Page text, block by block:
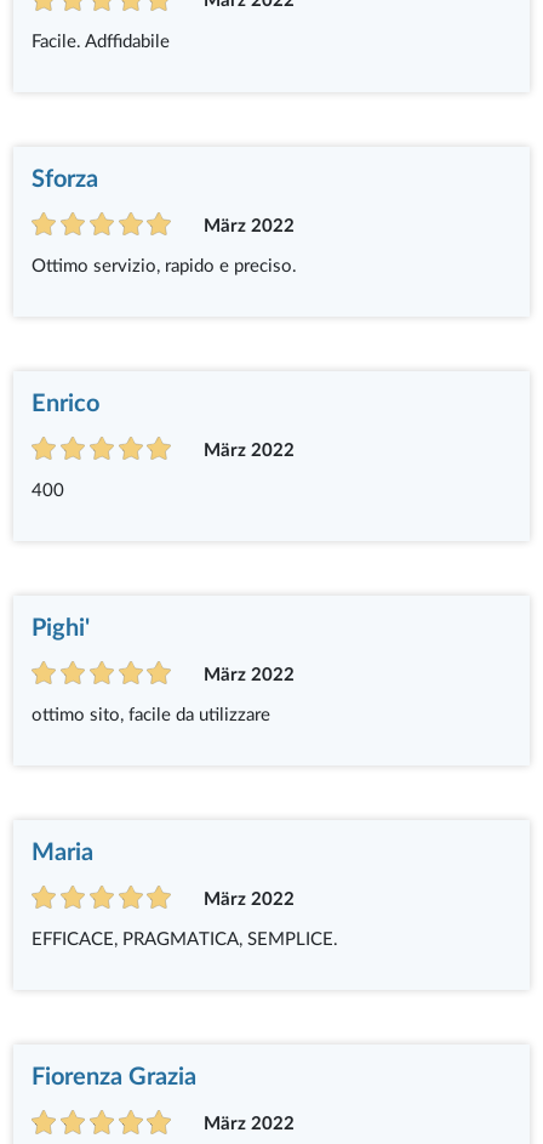
Facile. Adffidabile
Sforza
März 2022
Ottimo servizio, rapido e preciso.
Enrico
März 2022
400
Pighi'
März 2022
ottimo sito, facile da utilizzare
Maria
März 2022
EFFICACE, PRAGMATICA, SEMPLICE.
Fiorenza Grazia
März 2022